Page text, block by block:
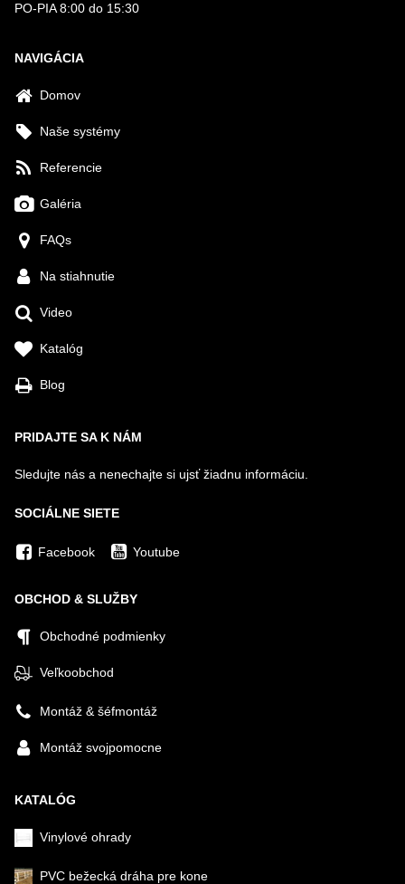
PO-PIA 8:00 do 15:30
NAVIGÁCIA
Domov
Naše systémy
Referencie
Galéria
FAQs
Na stiahnutie
Video
Katalóg
Blog
PRIDAJTE SA K NÁM
Sledujte nás a nenechajte si ujsť žiadnu informáciu.
SOCIÁLNE SIETE
Facebook Youtube
OBCHOD & SLUŽBY
Obchodné podmienky
Veľkoobchod
Montáž & šéfmontáž
Montáž svojpomocne
KATALÓG
Vinylové ohrady
PVC bežecká dráha pre kone